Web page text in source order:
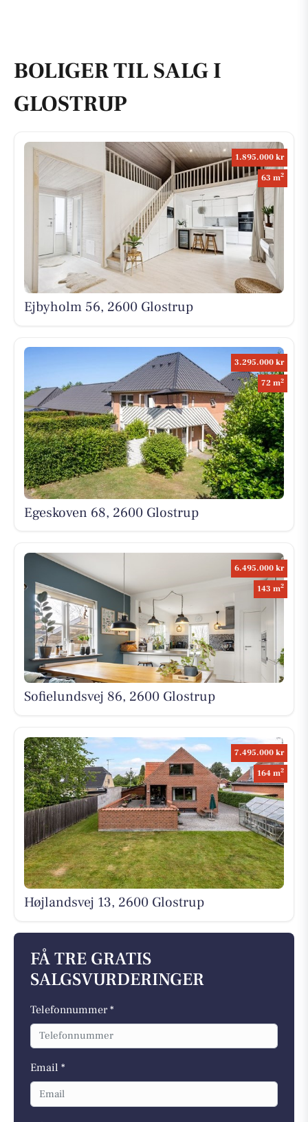
BOLIGER TIL SALG I
GLOSTRUP
1.895.000 kr
63 m2
Ejbyholm 56, 2600 Glostrup
3.295.000 kr
72 m2
Egeskoven 68, 2600 Glostrup
6.495.000 kr
143 m2
Sofielundsvej 86, 2600 Glostrup
7.495.000 kr
164 m2
Højlandsvej 13, 2600 Glostrup
FÅ TRE GRATIS
SALGSVURDERINGER
Telefonnummer *
Email *